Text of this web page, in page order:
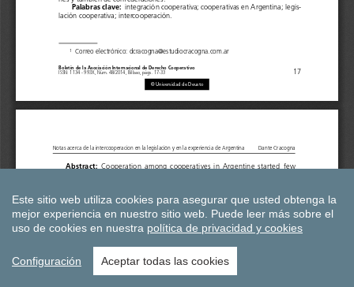
Este sitio web utiliza cookies para asegurar que usted obtenga la
mejor experiencia en nuestro sitio web. Puede leer más sobre el
uso de cookies en nuestra política de privacidad y cookies
Configuración Aceptar todas las cookies